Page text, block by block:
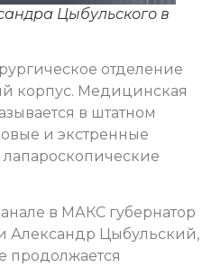
Цыбульского в
отделение
корпус. Медицинская
в штатном
и экстренные
в МАКС губернатор
Александр Цыбульский,
продолжается